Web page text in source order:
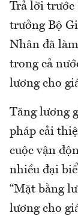
Trả lời trước
trưởng Bộ
Nhân đã
trong cả
lương cho
Tăng lương
pháp cải
cuộc vận
nhiều đại
“Mặt bằng
lương cho